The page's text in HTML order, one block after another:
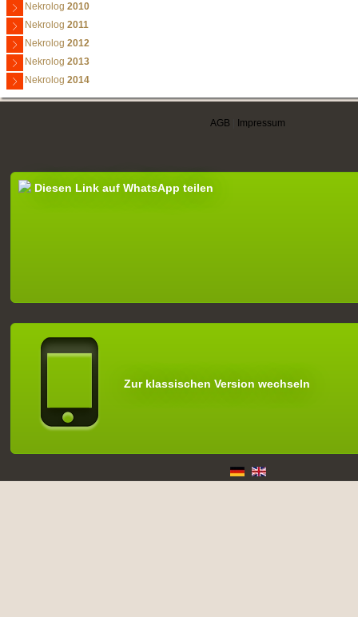
Nekrolog 2010
Nekrolog 2011
Nekrolog 2012
Nekrolog 2013
Nekrolog 2014
AGB Impressum
Diesen Link auf WhatsApp teilen
Zur klassischen Version wechseln